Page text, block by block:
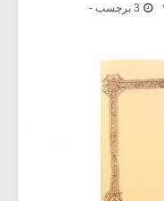
3 برچسب -